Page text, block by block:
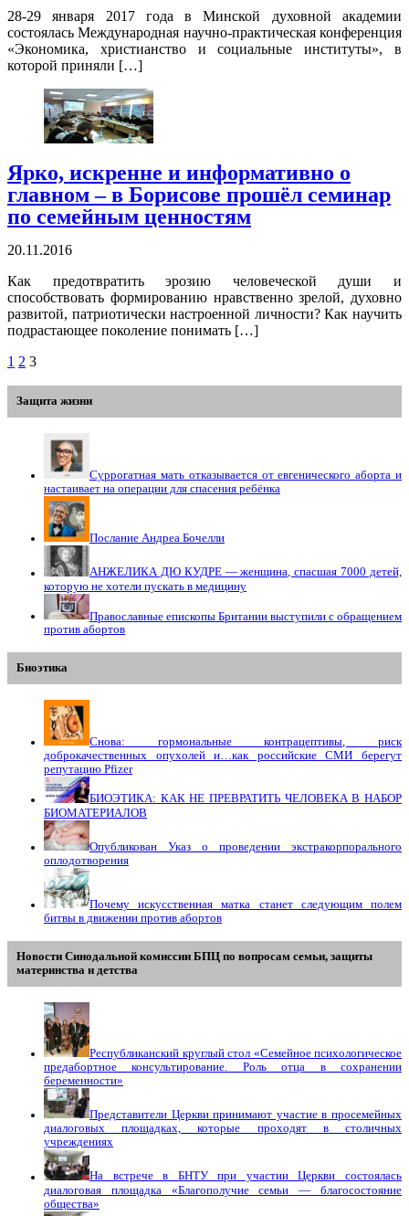
28-29 января 2017 года в Минской духовной академии
состоялась Международная научно-практическая конференция
«Экономика, христианство и социальные институты», в
которой приняли […]
Ярко, искренне и информативно о
главном – в Борисове прошёл семинар
по семейным ценностям
20.11.2016
Как предотвратить эрозию человеческой души и
способствовать формированию нравственно зрелой, духовно
развитой, патриотически настроенной личности? Как научить
подрастающее поколение понимать […]
1 2 3
Защита жизни
Суррогатная мать отказывается от евгенического аборта и
настаивает на операции для спасения ребёнка
Послание Андреа Бочелли
АНЖЕЛИКА ДЮ КУДРЕ — женщина, спасшая 7000 детей,
которую не хотели пускать в медицину
Православные епископы Британии выступили с обращением
против абортов
Биоэтика
Снова: гормональные контрацептивы, риск
доброкачественных опухолей и…как российские СМИ берегут
репутацию Pfizer
БИОЭТИКА: КАК НЕ ПРЕВРАТИТЬ ЧЕЛОВЕКА В НАБОР
БИОМАТЕРИАЛОВ
Опубликован Указ о проведении экстракорпорального
оплодотворения
Почему искусственная матка станет следующим полем
битвы в движении против абортов
Новости Синодальной комиссии БПЦ по вопросам семьи, защиты
материнства и детства
Республиканский круглый стол «Семейное психологическое
предабортное консультирование. Роль отца в сохранении
беременности»
Представители Церкви принимают участие в просемейных
диалоговых площадках, которые проходят в столичных
учреждениях
На встрече в БНТУ при участии Церкви состоялась
диалоговая площадка «Благополучие семьи — благосостояние
общества»